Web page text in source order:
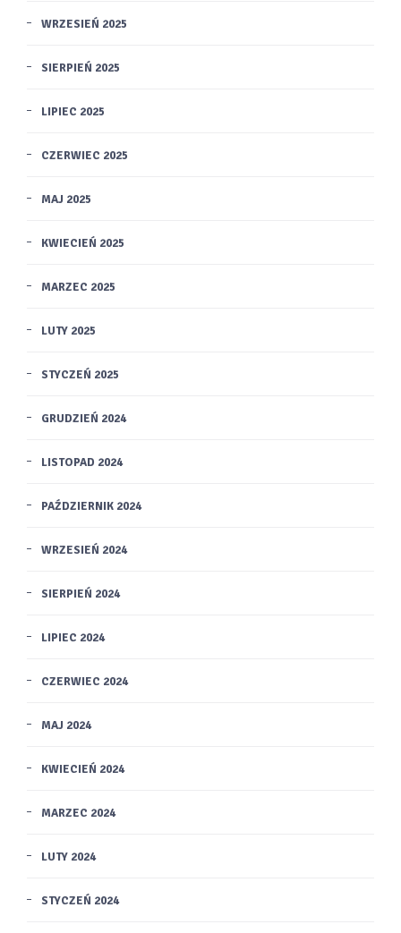
WRZESIEŃ 2025
SIERPIEŃ 2025
LIPIEC 2025
CZERWIEC 2025
MAJ 2025
KWIECIEŃ 2025
MARZEC 2025
LUTY 2025
STYCZEŃ 2025
GRUDZIEŃ 2024
LISTOPAD 2024
PAŹDZIERNIK 2024
WRZESIEŃ 2024
SIERPIEŃ 2024
LIPIEC 2024
CZERWIEC 2024
MAJ 2024
KWIECIEŃ 2024
MARZEC 2024
LUTY 2024
STYCZEŃ 2024